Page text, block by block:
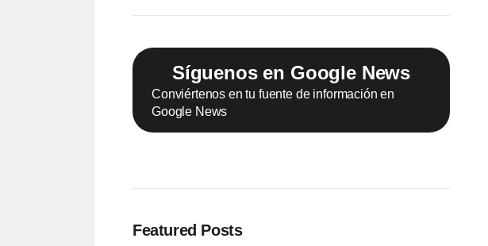
Síguenos en Google News
Conviértenos en tu fuente de información en
Google News
Featured Posts